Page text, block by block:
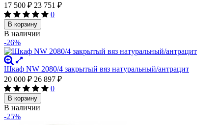
17 500 ₽ 23 751 ₽
0
В корзину
В наличии
-26%
Шкаф NW 2080/4 закрытый вяз натуральный/антрацит
20 000 ₽ 26 897 ₽
0
В корзину
В наличии
-25%